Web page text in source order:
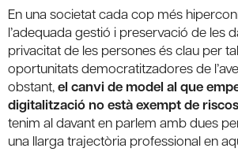
En una societat cada cop més
l’adequada gestió i preservació de les
privacitat de les persones és clau per
oportunitats democratitzadores de
obstant,el canvi de model al que
digitalització no està exempt de riscos
tenim al davant en parlem amb dues
una llarga trajectòria professional en